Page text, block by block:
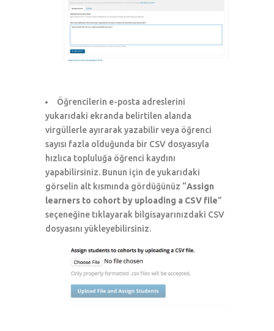
Öğrencilerin e-posta adreslerini
yukarıdaki ekranda belirtilen alanda
virgüllerle ayırarak yazabilir veya öğrenci
sayısı fazla olduğunda bir CSV dosyasıyla
hızlıca topluluğa öğrenci kaydını
yapabilirsiniz. Bunun için de yukarıdaki
görselin alt kısmında gördüğünüz “Assign
learners to cohort by uploading a CSV file”
seçeneğine tıklayarak bilgisayarınızdaki CSV
dosyasını yükleyebilirsiniz.